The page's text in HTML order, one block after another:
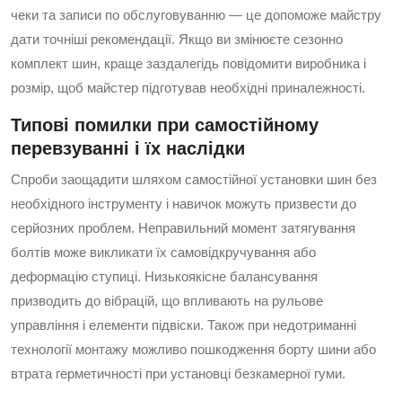
чеки та записи по обслуговуванню — це допоможе майстру
дати точніші рекомендації. Якщо ви змінюєте сезонно
комплект шин, краще заздалегідь повідомити виробника і
розмір, щоб майстер підготував необхідні приналежності.
Типові помилки при самостійному
перевзуванні і їх наслідки
Спроби заощадити шляхом самостійної установки шин без
необхідного інструменту і навичок можуть призвести до
серйозних проблем. Неправильний момент затягування
болтів може викликати їх самовідкручування або
деформацію ступиці. Низькоякісне балансування
призводить до вібрацій, що впливають на рульове
управління і елементи підвіски. Також при недотриманні
технології монтажу можливо пошкодження борту шини або
втрата герметичності при установці безкамерної гуми.